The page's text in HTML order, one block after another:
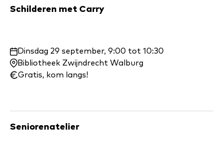
Schilderen met Carry
Waar
en
wanneer:
Dinsdag 29 september, 9:00 tot 10:30
Bibliotheek Zwijndrecht Walburg
Gratis, kom langs!
Seniorenatelier